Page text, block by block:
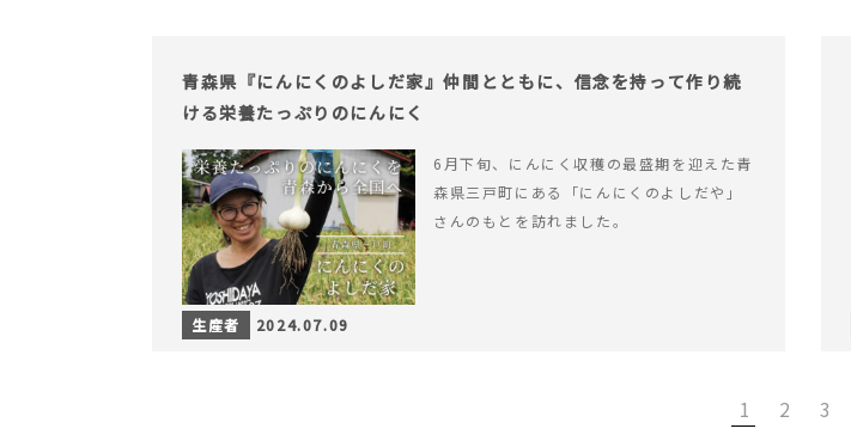
青森県『にんにくのよしだ家』仲間とともに、信念を持って作り続
ける栄養たっぷりのにんにく
6月下旬、にんにく収穫の最盛期を迎えた青
森県三戸町にある「にんにくのよしだや」
さんのもとを訪れました。
生産者 2024.07.09
1 2 3